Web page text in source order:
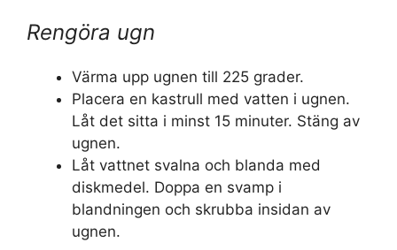
Rengöra ugn
Värma upp ugnen till 225 grader.
Placera en kastrull med vatten i ugnen.
Låt det sitta i minst 15 minuter. Stäng av
ugnen.
Låt vattnet svalna och blanda med
diskmedel. Doppa en svamp i
blandningen och skrubba insidan av
ugnen.